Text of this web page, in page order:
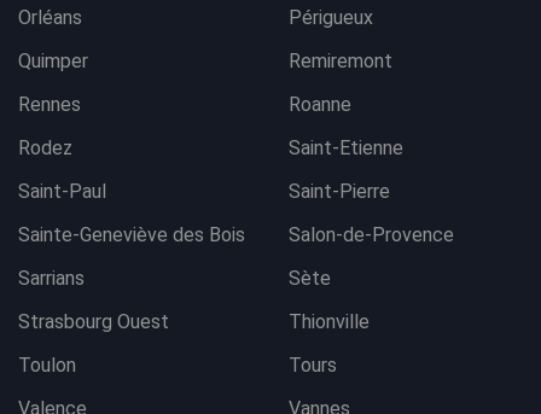
Orléans
Périgueux
Quimper
Remiremont
Rennes
Roanne
Rodez
Saint-Etienne
Saint-Paul
Saint-Pierre
Sainte-Geneviève des Bois
Salon-de-Provence
Sarrians
Sète
Strasbourg Ouest
Thionville
Toulon
Tours
Valence
Vannes